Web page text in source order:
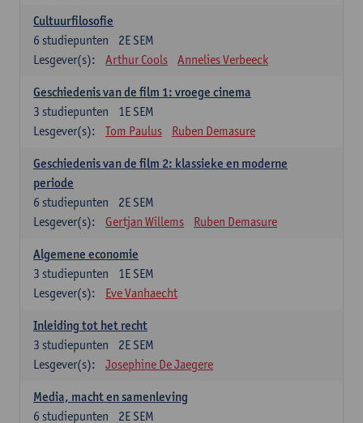
Cultuurfilosofie
2E SEM
6 studiepunten
Lesgever(s):
Arthur Cools Annelies Verbeeck
Geschiedenis van de film 1: vroege cinema
1E SEM
3 studiepunten
Lesgever(s):
Tom Paulus Ruben Demasure
Geschiedenis van de film 2: klassieke en moderne
periode
2E SEM
6 studiepunten
Lesgever(s):
Gertjan Willems Ruben Demasure
Algemene economie
1E SEM
3 studiepunten
Lesgever(s):
Eve Vanhaecht
Inleiding tot het recht
2E SEM
3 studiepunten
Lesgever(s):
Josephine De Jaegere
Media, macht en samenleving
2E SEM
6 studiepunten